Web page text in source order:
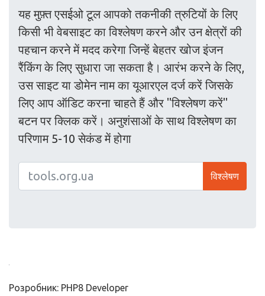
यह मुफ़्त एसईओ टूल आपको तकनीकी त्रुटियों के लिए
किसी भी वेबसाइट का विश्लेषण करने और उन क्षेत्रों की
पहचान करने में मदद करेगा जिन्हें बेहतर खोज इंजन
रैंकिंग के लिए सुधारा जा सकता है। आरंभ करने के लिए,
उस साइट या डोमेन नाम का यूआरएल दर्ज करें जिसके
लिए आप ऑडिट करना चाहते हैं और "विश्लेषण करें"
बटन पर क्लिक करें। अनुशंसाओं के साथ विश्लेषण का
परिणाम 5-10 सेकंड में होगा
विश्लेषण
Розробник: PHP8 Developer